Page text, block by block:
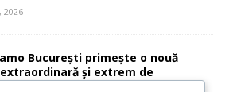
2026
București primește o nouă
și extrem de